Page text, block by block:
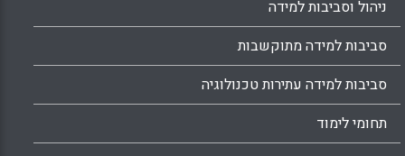
ניהול וסביבות למידה
סביבות למידה מתוקשבות
סביבות למידה עתירות טכנולוגיה
תחומי לימוד